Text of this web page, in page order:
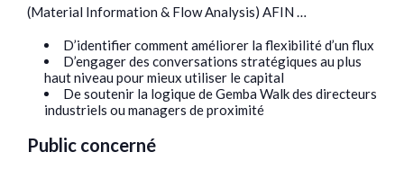
(Material Information & Flow Analysis) AFIN …
D’identifier comment améliorer la flexibilité d’un flux
D’engager des conversations stratégiques au plus
haut niveau pour mieux utiliser le capital
De soutenir la logique de Gemba Walk des directeurs
industriels ou managers de proximité
Public concerné